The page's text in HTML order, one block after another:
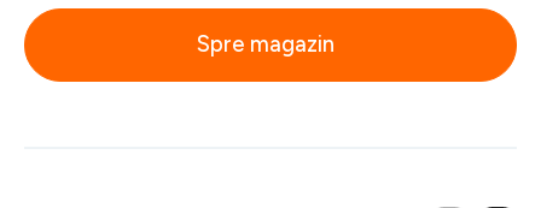
Spre magazin